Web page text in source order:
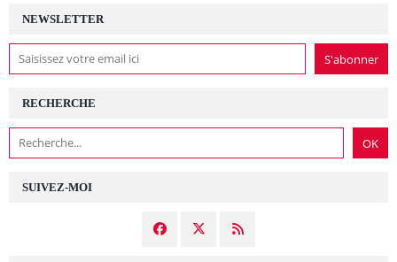
NEWSLETTER
SUIVEZ-MOI
RECHERCHE